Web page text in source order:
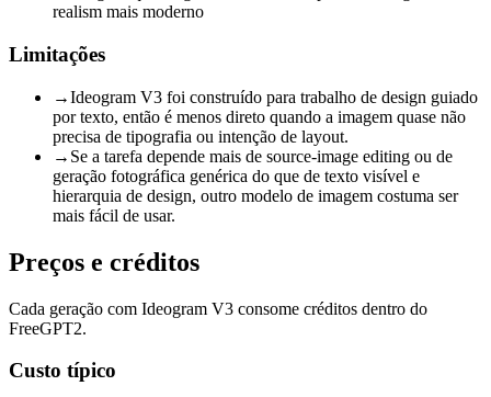
realism mais moderno
Limitações
→Ideogram V3 foi construído para trabalho de design guiado
por texto, então é menos direto quando a imagem quase não
precisa de tipografia ou intenção de layout.
→ Se a tarefa depende mais de source-image editing ou de
geração fotográfica genérica do que de texto visível e
hierarquia de design, outro modelo de imagem costuma ser
mais fácil de usar.
Preços e créditos
Cada geração com Ideogram V3 consome créditos dentro do
FreeGPT2.
Custo típico